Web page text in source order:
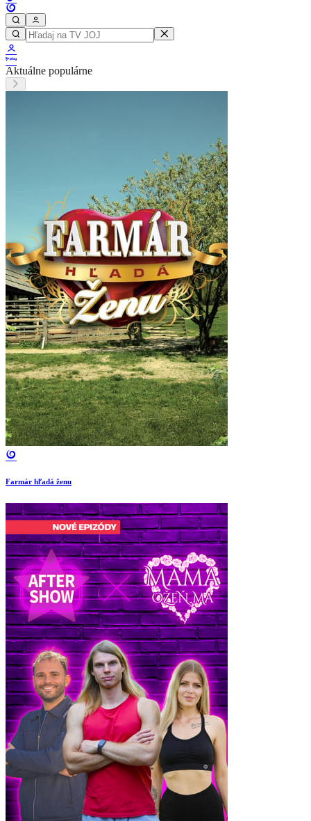
Aktuálne populárne
Farmár hľadá ženu